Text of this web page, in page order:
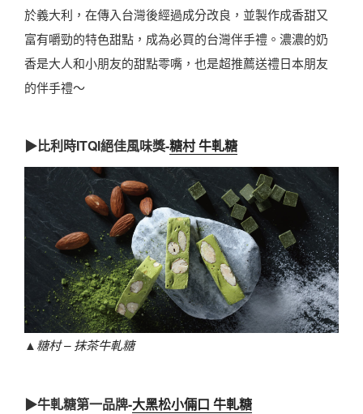
於義大利，在傳入台灣後經過成分改良，並製作成香甜又
富有嚼勁的特色甜點，成為必買的台灣伴手禮。濃濃的奶
香是大人和小朋友的甜點零嘴，也是超推薦送禮日本朋友
的伴手禮～
▶比利時ITQI絕佳風味獎-糖村 牛軋糖
▲ 糖村 – 抹茶牛軋糖
▶牛軋糖第一品牌-大黑松小倆口 牛軋糖